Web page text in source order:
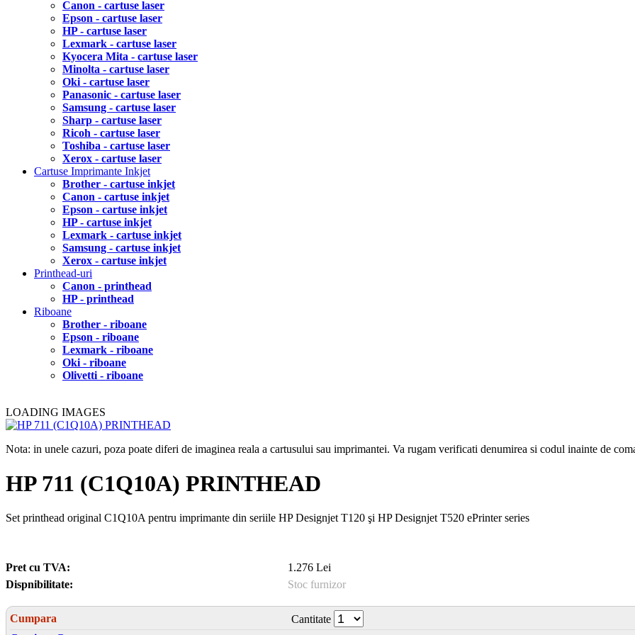
Canon - cartuse laser
Epson - cartuse laser
HP - cartuse laser
Lexmark - cartuse laser
Kyocera Mita - cartuse laser
Minolta - cartuse laser
Oki - cartuse laser
Panasonic - cartuse laser
Samsung - cartuse laser
Sharp - cartuse laser
Ricoh - cartuse laser
Toshiba - cartuse laser
Xerox - cartuse laser
Cartuse Imprimante Inkjet
Brother - cartuse inkjet
Canon - cartuse inkjet
Epson - cartuse inkjet
HP - cartuse inkjet
Lexmark - cartuse inkjet
Samsung - cartuse inkjet
Xerox - cartuse inkjet
Printhead-uri
Canon - printhead
HP - printhead
Riboane
Brother - riboane
Epson - riboane
Lexmark - riboane
Oki - riboane
Olivetti - riboane
LOADING IMAGES
Nota: in unele cazuri, poza poate diferi de imaginea reala a cartusului sau imprimantei. Va rugam verificati denumirea si codul inainte de
HP 711 (C1Q10A) PRINTHEAD
Set printhead original C1Q10A pentru imprimante din seriile HP Designjet T120 şi HP Designjet T520 ePrinter series
Pret cu TVA:
1.276 Lei
Dispnibilitate:
Stoc furnizor
Cumpara
Cantitate